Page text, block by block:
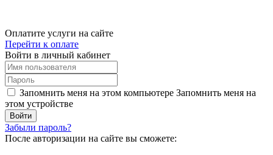
Оплатите услуги на сайте
Перейти к оплате
Войти в личный кабинет
Запомнить меня на этом компьютере Запомнить меня на
этом устройстве
Забыли пароль?
После авторизации на сайте вы сможете: